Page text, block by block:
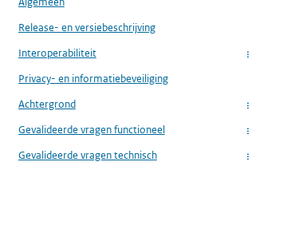
Release- en versiebeschrijving
Interoperabiliteit
...
Privacy- en informatiebeveiliging
Achtergrond
...
Gevalideerde vragen functioneel ...
Gevalideerde vragen technisch ...